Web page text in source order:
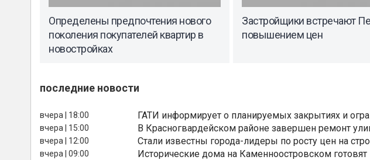
Определены предпочтения нового
поколения покупателей квартир в
новостройках
Застройщики встречают
повышением цен
последние новости
вчера | 18:00 ГАТИ информирует о планируемых закрытиях и
вчера | 15:00 В Красногвардейском районе завершен ремонт
вчера | 12:00 Стали известны города-лидеры по росту цен на
вчера | 09:00 Исторические дома на Каменноостровском